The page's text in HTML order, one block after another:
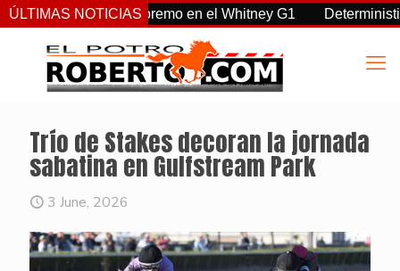
ÚLTIMAS NOTICIASsupremo en el Whitney G1 Deterministic:
Trío de Stakes decoran la jornada
sabatina en Gulfstream Park
3 June, 2026